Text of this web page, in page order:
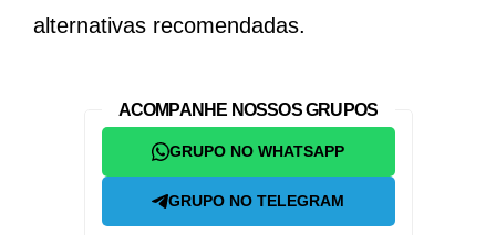
alternativas recomendadas.
ACOMPANHE NOSSOS GRUPOS
GRUPO NO WHATSAPP
GRUPO NO TELEGRAM